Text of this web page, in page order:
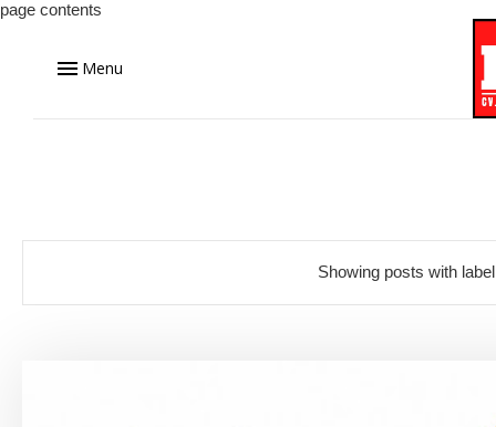
page contents
Menu
Showing posts with